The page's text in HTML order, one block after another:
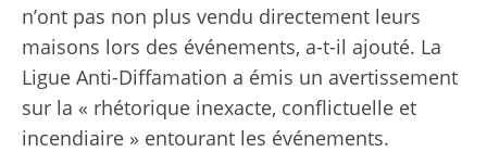
n’ont pas non plus vendu directement leurs
maisons lors des événements, a-t-il ajouté. La
Ligue Anti-Diffamation a émis un avertissement
sur la « rhétorique inexacte, conflictuelle et
incendiaire » entourant les événements.